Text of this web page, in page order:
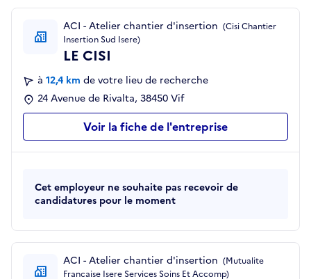
ACI - Atelier chantier d'insertion (Cisi Chantier
Insertion Sud Isere)
LE CISI
à 12,4 km de votre lieu de recherche
24 Avenue de Rivalta, 38450 Vif
Voir la fiche de l'entreprise
Cet employeur ne souhaite pas recevoir de
candidatures pour le moment
ACI - Atelier chantier d'insertion (Mutualite
Francaise Isere Services Soins Et Accomp)